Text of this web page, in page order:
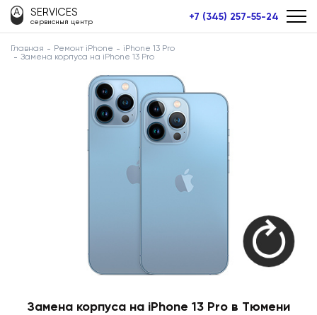
SERVICES
сервисный центр +7 (345) 257-55-24
Главная Ремонт iPhone
iPhone 13 Pro
Замена корпуса на iPhone 13 Pro
Замена корпуса на iPhone 13 Pro в Тюмени